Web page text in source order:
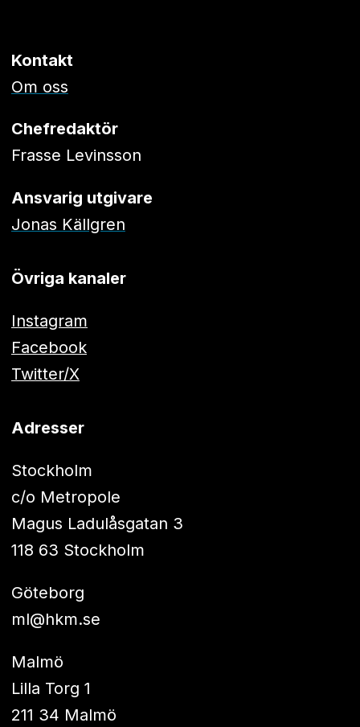
Kontakt
Om oss
Chefredaktör
Frasse Levinsson
Ansvarig utgivare
Jonas Källgren
Övriga kanaler
Instagram
Facebook
Twitter/X
Adresser
Stockholm
c/o Metropole
Magus Ladulåsgatan 3
118 63 Stockholm
Göteborg
ml@hkm.se
Malmö
Lilla Torg 1
211 34 Malmö